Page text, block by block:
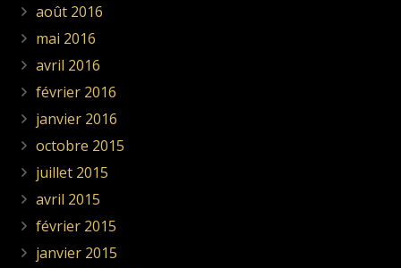
août 2016
mai 2016
avril 2016
février 2016
janvier 2016
octobre 2015
juillet 2015
avril 2015
février 2015
janvier 2015